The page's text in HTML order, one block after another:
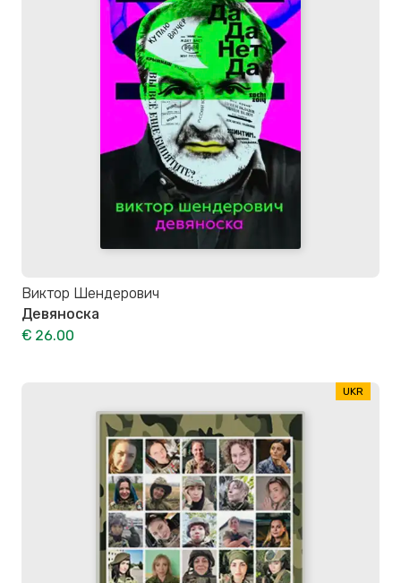
Виктор Шендерович
Девяноска
€ 26.00
UKR